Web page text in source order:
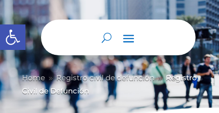
Abrir barra de herramientas
Home 9 Registro civil de defunción 9 Registro
Civil de Defunción